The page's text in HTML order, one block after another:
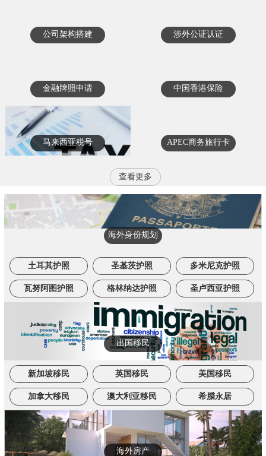
公司架构搭建 涉外公证认证
金融牌照申请 中国香港保险
马来西亚税号 APEC商务旅行卡
查看更多
海外身份规划
土耳其护照 圣基茨护照 多米尼克护照
瓦努阿图护照 格林纳达护照 圣卢西亚护照
出国移民
新加坡移民 英国移民 美国移民
加拿大移民 澳大利亚移民 希腊永居
海外房产